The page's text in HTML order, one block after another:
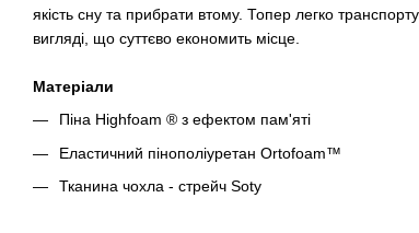
якість сну та прибрати втому. Топер легко
вигляді, що суттєво економить місце.
Матеріали
Піна Highfoam ® з ефектом пам'яті
Еластичний пінополіуретан Ortofoam™
Тканина чохла - стрейч Soty